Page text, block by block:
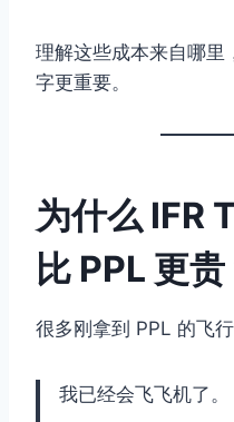
理解这些成本来自哪里
字更重要。
为什么 IFR
比 PPL 更贵
很多刚拿到 PPL 的飞
我已经会飞飞机了。